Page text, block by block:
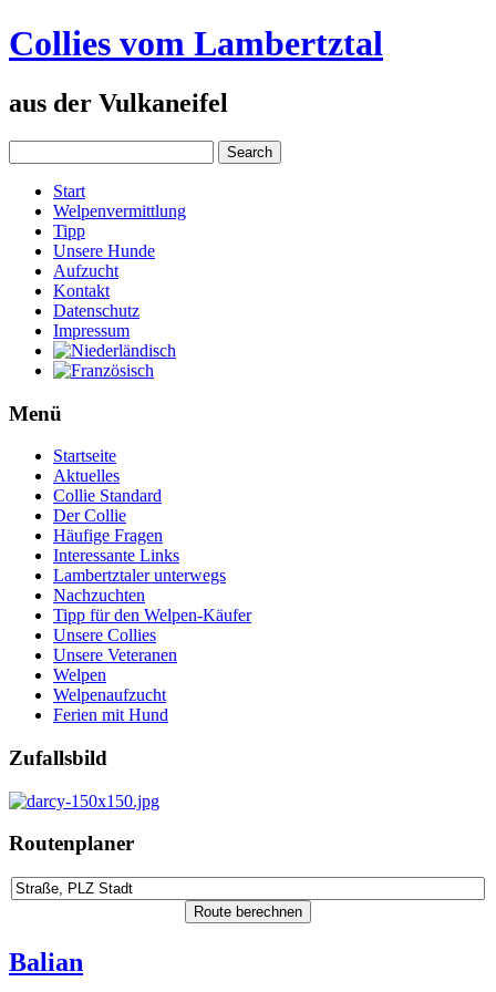
Collies vom Lambertztal
aus der Vulkaneifel
Start
Welpenvermittlung
Tipp
Unsere Hunde
Aufzucht
Kontakt
Datenschutz
Impressum
Menü
Startseite
Aktuelles
Collie Standard
Der Collie
Häufige Fragen
Interessante Links
Lambertztaler unterwegs
Nachzuchten
Tipp für den Welpen-Käufer
Unsere Collies
Unsere Veteranen
Welpen
Welpenaufzucht
Ferien mit Hund
Zufallsbild
Routenplaner
Balian